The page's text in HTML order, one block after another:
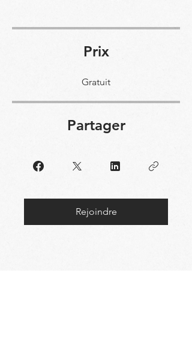
Prix
Gratuit
Partager
Rejoindre